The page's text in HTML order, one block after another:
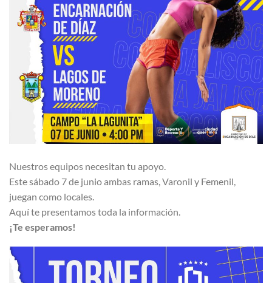
Nuestros equipos necesitan tu apoyo.
Este sábado 7 de junio ambas ramas, Varonil y Femenil,
juegan como locales.
Aquí te presentamos toda la información.
¡Te esperamos!